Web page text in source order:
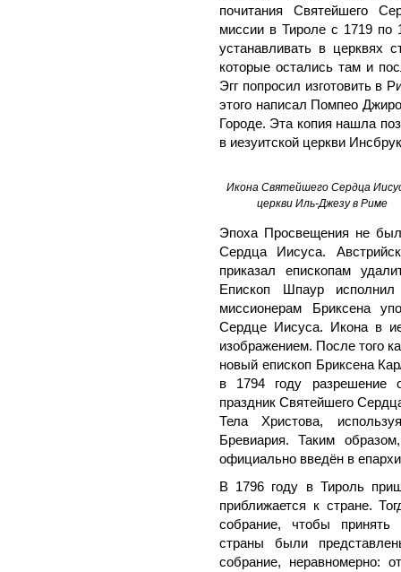
почитания Святейшего
миссии в Тироле с 1719 по
устанавливать в церквях
которые остались там и
Эгг попросил изготовить в
этого написал Помпео
Городе. Эта копия нашла
в иезуитской церкви
Икона Святейшего Сердца
церкви Иль-Джезу в Риме
Эпоха Просвещения не
Сердца Иисуса.
приказал епископам
Епископ Шпаур
миссионерам Бриксена
Сердце Иисуса. Икона в
изображением. После того
новый епископ Бриксена
в 1794 году разрешение
праздник Святейшего
Тела Христова,
Бревиария. Таким
официально введён в
В 1796 году в Тироль
приближается к стране.
собрание, чтобы
страны были
собрание, неравномерно: